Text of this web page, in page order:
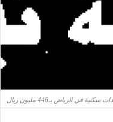
الرياض بـ446 مليون ريال